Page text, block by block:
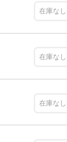
在庫なし
在庫なし
在庫なし